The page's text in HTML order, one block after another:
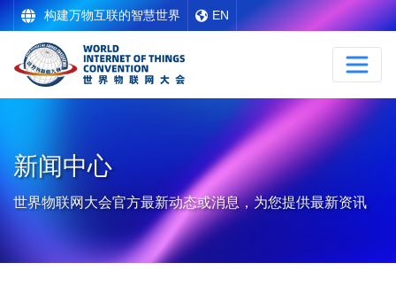
构建万物互联的智慧世界 EN
新闻中心
世界物联网大会官方最新动态或消息，为您提供最新资讯